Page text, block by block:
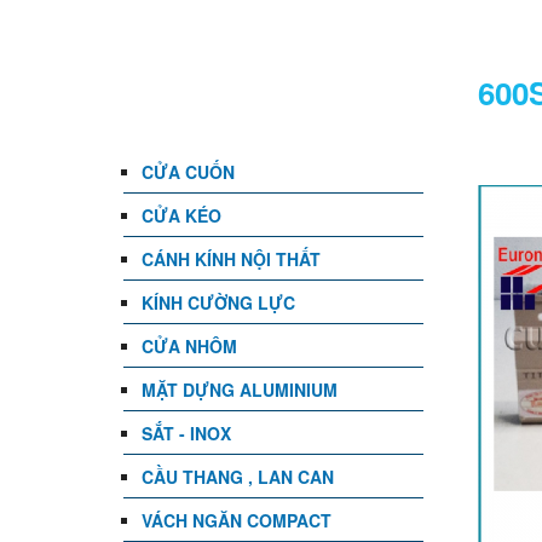
CỬA CUỐN
CỬA KÉO
CÁNH KÍNH NỘI THẤT
KÍNH CƯỜNG LỰC
CỬA NHÔM
MẶT DỰNG ALUMINIUM
SẮT - INOX
CẦU THANG , LAN CAN
VÁCH NGĂN COMPACT